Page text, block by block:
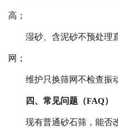
高；
湿砂、含泥砂不预处理
网；
维护只换筛网不检查振动
四、常见问题（FAQ）
现有普通砂石筛，能否